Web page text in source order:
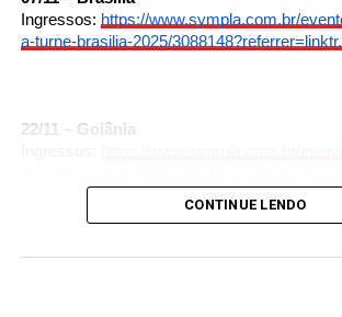
Ingressos: https://www.sympla.com.br/
a-turne-brasilia-2025/3088148?
22/11 – Goiânia
CONTINUE LENDO